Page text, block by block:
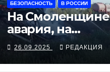
БЕЗОПАСНОСТЬ В РОССИИ
На Смоленщине
авария, на
Псковщине
взрыв
26.09.2025 РЕДАКЦИЯ